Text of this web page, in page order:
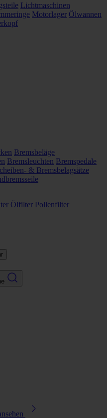
Lichtmaschinen
Motorlager Ölwannen
Bremsbeläge
Bremsleuchten Bremspedale
& Bremsbelagsätze
Ölfilter Pollenfilter